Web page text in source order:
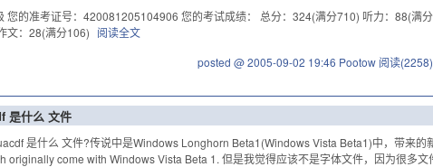
您的准考证号：420081205104906 您的考试成绩： 总分：324(满分710) 听力：88(满
文：28(满分106) 阅读全文
posted @ 2005-09-02 19:46 Pootow 阅读(2258)
是什么 文件
是什么 文件?传说中是Windows Longhorn Beta1(Windows Vista Beta1)中，带来的
originally come with Windows Vista Beta 1. 但是我觉得应该不是字体文件，因为很多文